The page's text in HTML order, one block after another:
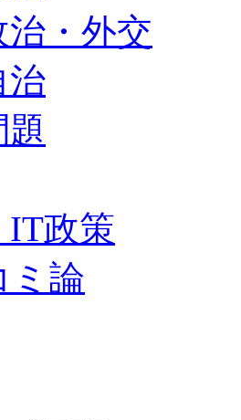
治・外交
治
題
IT政策
ミ論